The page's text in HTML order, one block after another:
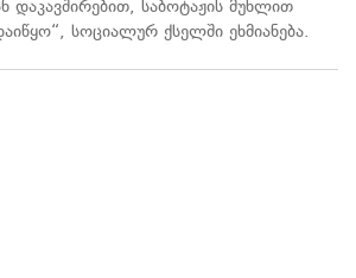
დაკავშირებით, საბოტაჟის მუხლით
სოციალურ ქსელში ეხმიანება.